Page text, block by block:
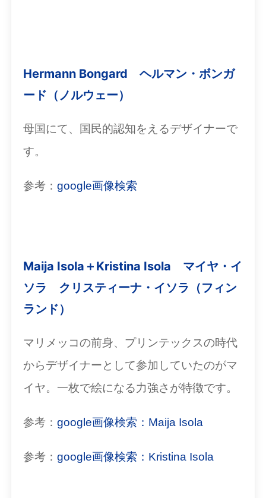
Hermann Bongard ヘルマン・ボンガ
ード（ノルウェー）
母国にて、国民的認知をえるデザイナーで
す。
参考： google画像検索
Maija Isola＋Kristina Isola マイヤ・イ
ソラ クリスティーナ・イソラ（フィン
ランド）
マリメッコの前身、プリンテックスの時代
からデザイナーとして参加していたのがマ
イヤ。一枚で絵になる力強さが特徴です。
参考： google画像検索：Maija Isola
参考： google画像検索：Kristina Isola